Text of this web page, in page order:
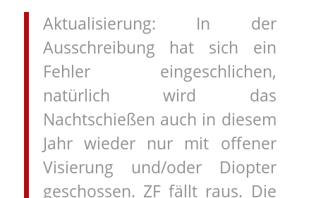
Aktualisierung: In der
Ausschreibung hat sich ein
Fehler eingeschlichen,
natürlich wird das
Nachtschießen auch in diesem
Jahr wieder nur mit offener
Visierung und/oder Diopter
geschossen. ZF fällt raus. Die